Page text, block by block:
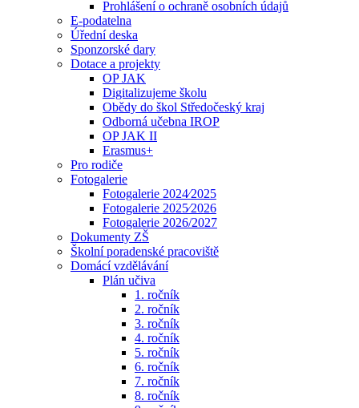
Prohlášení o ochraně osobních údajů
E-podatelna
Úřední deska
Sponzorské dary
Dotace a projekty
OP JAK
Digitalizujeme školu
Obědy do škol Středočeský kraj
Odborná učebna IROP
OP JAK II
Erasmus+
Pro rodiče
Fotogalerie
Fotogalerie 2024⁄2025
Fotogalerie 2025⁄2026
Fotogalerie 2026/2027
Dokumenty ZŠ
Školní poradenské pracoviště
Domácí vzdělávání
Plán učiva
1. ročník
2. ročník
3. ročník
4. ročník
5. ročník
6. ročník
7. ročník
8. ročník